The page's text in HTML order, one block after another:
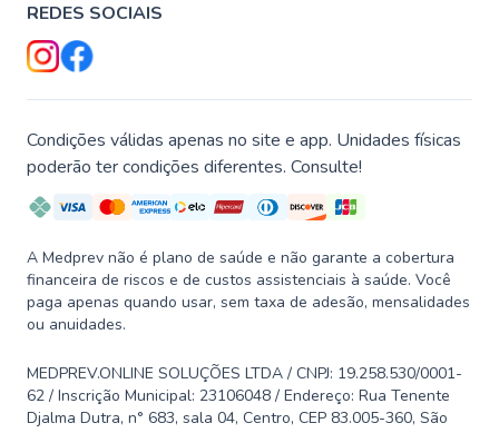
REDES SOCIAIS
Condições válidas apenas no site e app. Unidades físicas
poderão ter condições diferentes. Consulte!
A Medprev não é plano de saúde e não garante a cobertura
financeira de riscos e de custos assistenciais à saúde. Você
paga apenas quando usar, sem taxa de adesão, mensalidades
ou anuidades.
MEDPREV.ONLINE SOLUÇÕES LTDA / CNPJ: 19.258.530/0001-
62 / Inscrição Municipal: 23106048 / Endereço: Rua Tenente
Djalma Dutra, n° 683, sala 04, Centro, CEP 83.005-360, São